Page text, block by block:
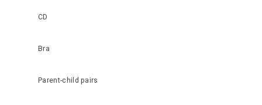
CD
Bra
Parent-child pairs